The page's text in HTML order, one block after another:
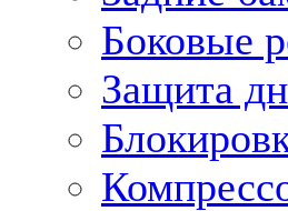
Боковые
Защита